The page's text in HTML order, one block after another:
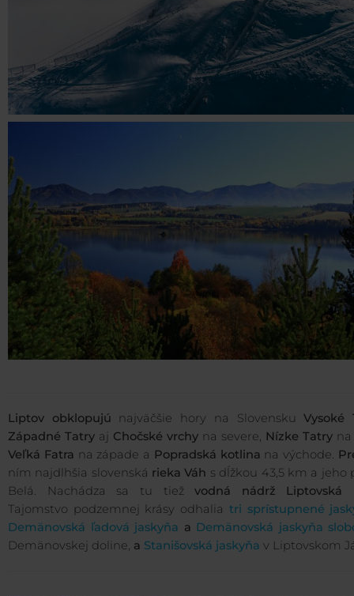
Liptov obklopujú najväčšie hory na SlovenskuVysoké
Západné Tatry aj Chočské vrchy na severe, Nízke Tatry
Veľká Fatra na západe a Popradská kotlina na východe.
ním najdlhšia slovenská rieka Váh s dĺžkou 43,5 km a jeho
Belá. Nachádza sa tu tiežvodná nádrž Liptovská
Tajomstvo podzemnej krásy odhalia tri sprístupnené
Demänovská ľadová jaskyňa a Demänovská jaskyňa
Demänovskej doline, a Stanišovská jaskyňa v Liptovskom